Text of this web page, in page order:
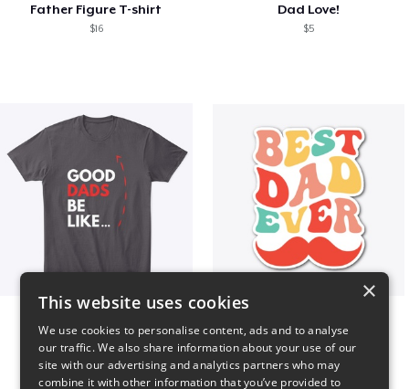
Father Figure T-shirt
$16
Dad Love!
$5
×
This website uses cookies
We use cookies to personalise content, ads and to analyse
our traffic. We also share information about your use of our
site with our advertising and analytics partners who may
combine it with other information that you’ve provided to